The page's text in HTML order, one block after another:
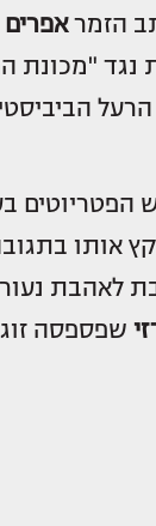
הזמר
נגד "מכונת
אותו
לאהבת
שפספסה